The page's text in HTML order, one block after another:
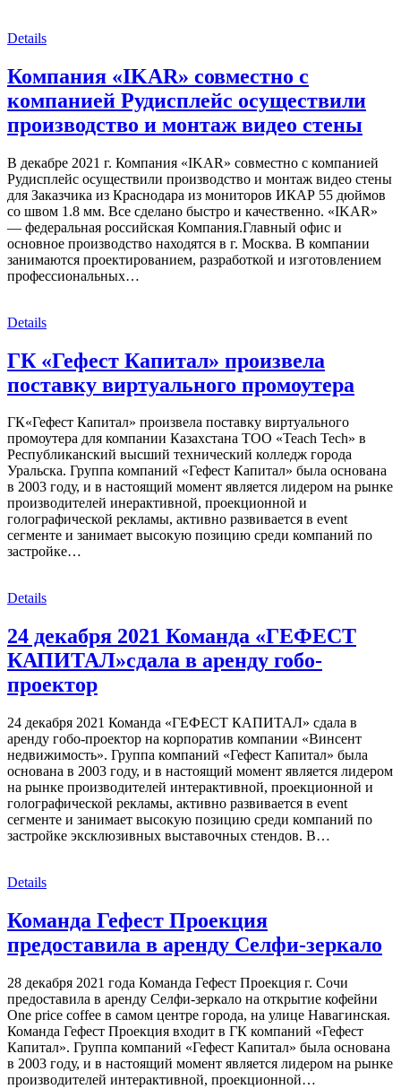
Details
Компания «IKAR» совместно с
компанией Рудисплейс осуществили
производство и монтаж видео стены
В декабре 2021 г. Компания «IKAR» совместно с компанией
Рудисплейс осуществили производство и монтаж видео стены
для Заказчика из Краснодара из мониторов ИКАР 55 дюймов
со швом 1.8 мм. Все сделано быстро и качественно. «IKAR»
— федеральная российская Компания.Главный офис и
основное производство находятся в г. Москва. В компании
занимаются проектированием, разработкой и изготовлением
профессиональных…
Details
ГК «Гефест Капитал» произвела
поставку виртуального промоутера
ГК«Гефест Капитал» произвела поставку виртуального
промоутера для компании Казахстана ТОО «Teach Tech» в
Республиканский высший технический колледж города
Уральска. Группа компаний «Гефест Капитал» была основана
в 2003 году, и в настоящий момент является лидером на рынке
производителей инерактивной, проекционной и
голографической рекламы, активно развивается в event
сегменте и занимает высокую позицию среди компаний по
застройке…
Details
24 декабря 2021 Команда «ГЕФЕСТ
КАПИТАЛ»сдала в аренду гобо-
проектор
24 декабря 2021 Команда «ГЕФЕСТ КАПИТАЛ» сдала в
аренду гобо-проектор на корпоратив компании «Винсент
недвижимость». Группа компаний «Гефест Капитал» была
основана в 2003 году, и в настоящий момент является лидером
на рынке производителей интерактивной, проекционной и
голографической рекламы, активно развивается в event
сегменте и занимает высокую позицию среди компаний по
застройке эксклюзивных выставочных стендов. В…
Details
Команда Гефест Проекция
предоставила в аренду Селфи-зеркало
28 декабря 2021 года Команда Гефест Проекция г. Сочи
предоставила в аренду Селфи-зеркало на открытие кофейни
One price coffee в самом центре города, на улице Навагинская.
Команда Гефест Проекция входит в ГК компаний «Гефест
Капитал». Группа компаний «Гефест Капитал» была основана
в 2003 году, и в настоящий момент является лидером на рынке
производителей интерактивной, проекционной…